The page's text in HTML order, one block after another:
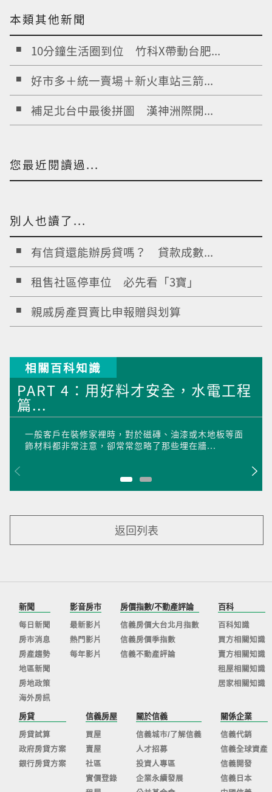
本類其他新聞
10分鐘生活圈到位 竹科X帶動台肥...
好市多＋統一賣場＋新火車站三箭...
補足北台中最後拼圖 漢神洲際開...
您最近閱讀過...
別人也讀了...
有信貸還能辦房貸嗎？ 貸款成數...
租售社區停車位 必先看「3寶」
親戚房產買賣比申報贈與划算
相關百科知識
PART 4：用好料才安全，水電工程
篇...
一般客戶在裝修家裡時，對於磁磚、油漆或木地板等面
飾材料都非常注意，卻常常忽略了那些埋在牆...
返回列表
新聞
每日新聞
房市消息
房產趨勢
地區新聞
房地政策
海外房訊
影音房市
最新影片
熱門影片
每年影片
房價指數/不動產評論
信義房價大台北月指數
信義房價季指數
信義不動產評論
百科
百科知識
買方相關知識
賣方相關知識
租屋相關知識
居家相關知識
房貸
房貸試算
政府房貸方案
銀行房貸方案
信義房屋
買屋
賣屋
社區
實價登錄
關於信義
信義城市/了解信義
人才招募
投資人專區
企業永續發展
關係企業
信義代銷
信義全球資產
信義開發
信義日本